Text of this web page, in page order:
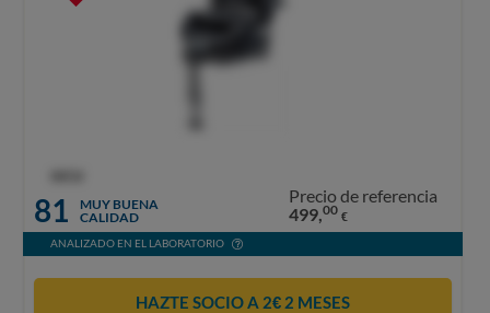
81
MUY BUENA
CALIDAD
Precio de referencia
499,00 €
ANALIZADO EN EL LABORATORIO
HAZTE SOCIO A 2€ 2 MESES